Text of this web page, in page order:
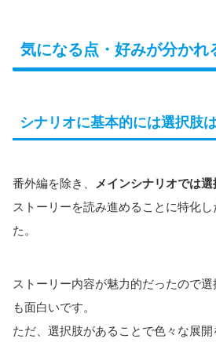
気になる点・好みが分かれ
シナリオに基本的には選択肢
番外編を除き、
メインシナリオでは選
ストーリーを読み進めることに特化
た。
ストーリー内容が魅力的だったので
も面白いです。
ただ、選択肢があることで色々な展